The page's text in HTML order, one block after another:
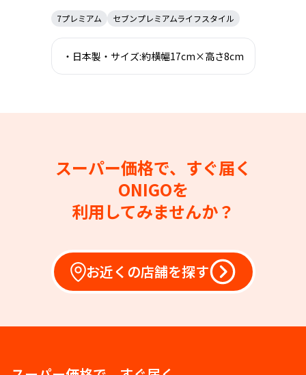
7プレミアム セブンプレミアムライフスタイル
・日本製・サイズ:約横幅17cm×高さ8cm
スーパー価格で、すぐ届く
ONIGOを
利用してみませんか？
お近くの店舗を探す